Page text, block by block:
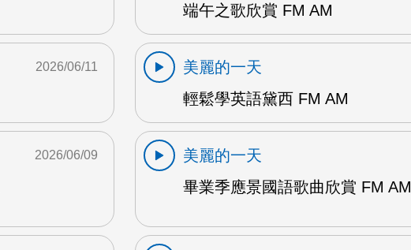
端午之歌欣賞 FM AM
2026/06/11
美麗的一天
輕鬆學英語黛西 FM AM
2026/06/09
美麗的一天
畢業季應景國語歌曲欣賞 FM AM